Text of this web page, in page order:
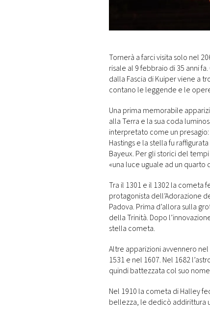
CONSIGLIA
Tornerà a farci visita solo nel
risale al 9 febbraio di 35 anni
dalla Fascia di Kuiper viene a
contano le leggende e le
Una prima memorabile
alla Terra e la sua coda
interpretato come un
Hastings e la stella fu
Bayeux. Per gli storici del
«una luce uguale ad un quarto
Tra il 1301 e il 1302 la cometa
protagonista dell’Adorazione
Padova. Prima d’allora sulla
della Trinità. Dopo
stella cometa.
Altre apparizioni avvennero
1531 e nel 1607. Nel 1682
quindi battezzata col suo
Nel 1910 la cometa di Halley
bellezza, le dedicò addirittura